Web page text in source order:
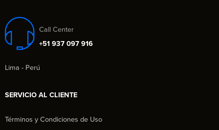
Call Center
+51 937 097 916
Lima - Perú
SERVICIO AL CLIENTE
Términos y Condiciones de Uso